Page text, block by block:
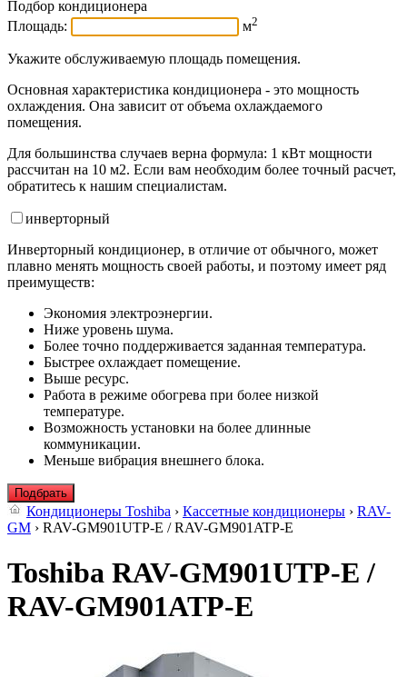
Подбор кондиционера
Площадь:
м2
Укажите обслуживаемую площадь помещения.
Основная характеристика кондиционера - это мощность
охлаждения. Она зависит от объема охлаждаемого
помещения.
Для большинства случаев верна формула: 1 кВт мощности
рассчитан на 10 м2. Если вам необходим более точный расчет,
обратитесь к нашим специалистам.
инверторный
Инверторный кондиционер, в отличие от обычного, может
плавно менять мощность своей работы, и поэтому имеет ряд
преимуществ:
Экономия электроэнергии.
Ниже уровень шума.
Более точно поддерживается заданная температура.
Быстрее охлаждает помещение.
Выше ресурс.
Работа в режиме обогрева при более низкой
температуре.
Возможность установки на более длинные
коммуникации.
Меньше вибрация внешнего блока.
Подбрать
Кондиционеры Toshiba › Кассетные кондиционеры › RAV-
GM › RAV-GM901UTP-E / RAV-GM901ATP-E
Toshiba RAV-GM901UTP-E /
RAV-GM901ATP-E